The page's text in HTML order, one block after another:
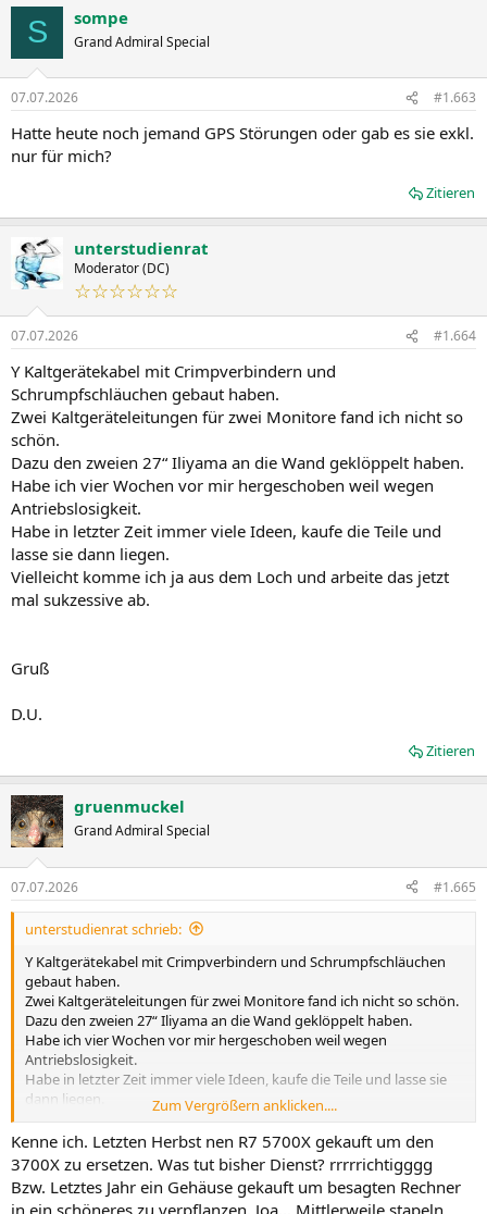
e
:
S sompe
Grand Admiral Special
07.07.2026 #1.663
Hatte heute noch jemand GPS Störungen oder gab es sie exkl.
nur für mich?
Zitieren
unterstudienrat
Moderator (DC)
☆☆☆☆☆☆
07.07.2026 #1.664
Y Kaltgerätekabel mit Crimpverbindern und
Schrumpfschläuchen gebaut haben.
Zwei Kaltgeräteleitungen für zwei Monitore fand ich nicht so
schön.
Dazu den zweien 27“ Iliyama an die Wand geklöppelt haben.
Habe ich vier Wochen vor mir hergeschoben weil wegen
Antriebslosigkeit.
Habe in letzter Zeit immer viele Ideen, kaufe die Teile und
lasse sie dann liegen.
Vielleicht komme ich ja aus dem Loch und arbeite das jetzt
mal sukzessive ab.
Gruß
D.U.
Zitieren
gruenmuckel
Grand Admiral Special
07.07.2026 #1.665
unterstudienrat schrieb:
Y Kaltgerätekabel mit Crimpverbindern und Schrumpfschläuchen
gebaut haben.
Zwei Kaltgeräteleitungen für zwei Monitore fand ich nicht so schön.
Dazu den zweien 27“ Iliyama an die Wand geklöppelt haben.
Habe ich vier Wochen vor mir hergeschoben weil wegen
Antriebslosigkeit.
Habe in letzter Zeit immer viele Ideen, kaufe die Teile und lasse sie
dann liegen.
Vielleicht komme ich ja aus dem Loch und arbeite das jetzt mal
sukzessive ab.
Gruß
Zum Vergrößern anklicken....
Kenne ich. Letzten Herbst nen R7 5700X gekauft um den
3700X zu ersetzen. Was tut bisher Dienst? rrrrrichtigggg
Bzw. Letztes Jahr ein Gehäuse gekauft um besagten Rechner